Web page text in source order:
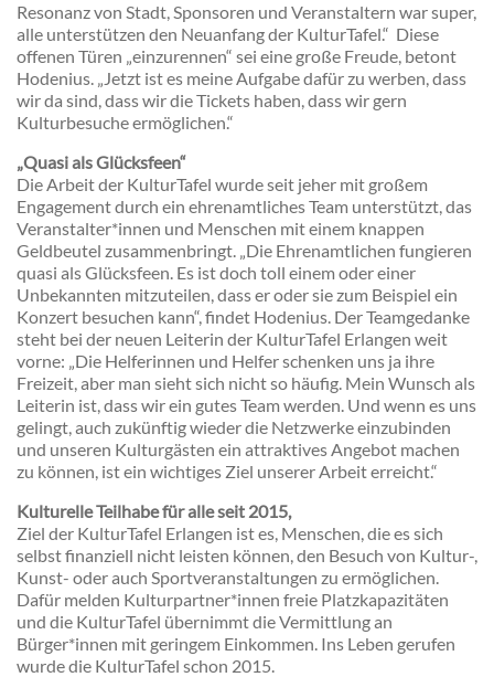
Resonanz von Stadt, Sponsoren und Veranstaltern war super,
alle unterstützen den Neuanfang der KulturTafel.“ Diese
offenen Türen „einzurennen“ sei eine große Freude, betont
Hodenius. „Jetzt ist es meine Aufgabe dafür zu werben, dass
wir da sind, dass wir die Tickets haben, dass wir gern
Kulturbesuche ermöglichen.“
„Quasi als Glücksfeen“
Die Arbeit der KulturTafel wurde seit jeher mit großem
Engagement durch ein ehrenamtliches Team unterstützt, das
Veranstalter*innen und Menschen mit einem knappen
Geldbeutel zusammenbringt. „Die Ehrenamtlichen fungieren
quasi als Glücksfeen. Es ist doch toll einem oder einer
Unbekannten mitzuteilen, dass er oder sie zum Beispiel ein
Konzert besuchen kann“, findet Hodenius. Der Teamgedanke
steht bei der neuen Leiterin der KulturTafel Erlangen weit
vorne: „Die Helferinnen und Helfer schenken uns ja ihre
Freizeit, aber man sieht sich nicht so häufig. Mein Wunsch als
Leiterin ist, dass wir ein gutes Team werden. Und wenn es uns
gelingt, auch zukünftig wieder die Netzwerke einzubinden
und unseren Kulturgästen ein attraktives Angebot machen
zu können, ist ein wichtiges Ziel unserer Arbeit erreicht.“
Kulturelle Teilhabe für alle seit 2015,
Ziel der KulturTafel Erlangen ist es, Menschen, die es sich
selbst finanziell nicht leisten können, den Besuch von Kultur-,
Kunst- oder auch Sportveranstaltungen zu ermöglichen.
Dafür melden Kulturpartner*innen freie Platzkapazitäten
und die KulturTafel übernimmt die Vermittlung an
Bürger*innen mit geringem Einkommen. Ins Leben gerufen
wurde die KulturTafel schon 2015.